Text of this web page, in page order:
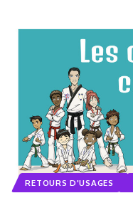
RETOURS D'USAGES